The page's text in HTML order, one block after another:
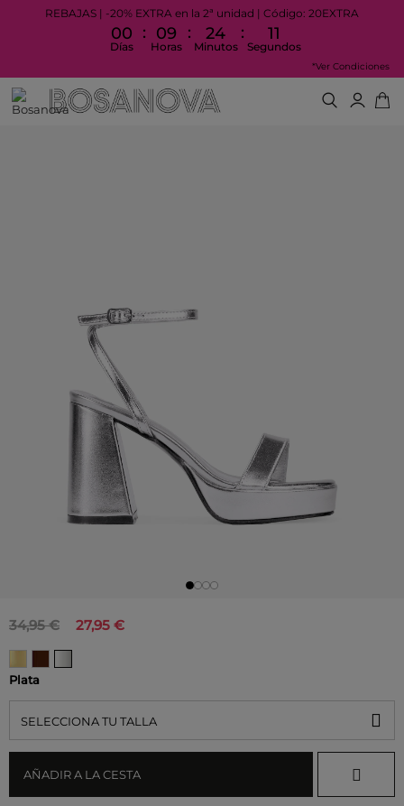
REBAJAS | -20% EXTRA en la 2ª unidad | Código: 20EXTRA
00
Días
: 09
Horas
: 24
Minutos
: 11
Segundos
*Ver Condiciones
27,95 €
34,95 €
Plata
SELECCIONA TU TALLA
AÑADIR A LA CESTA